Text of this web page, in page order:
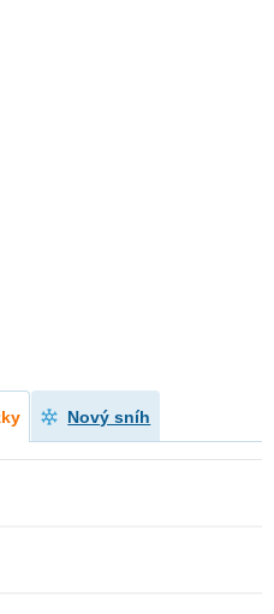
Nový sníh